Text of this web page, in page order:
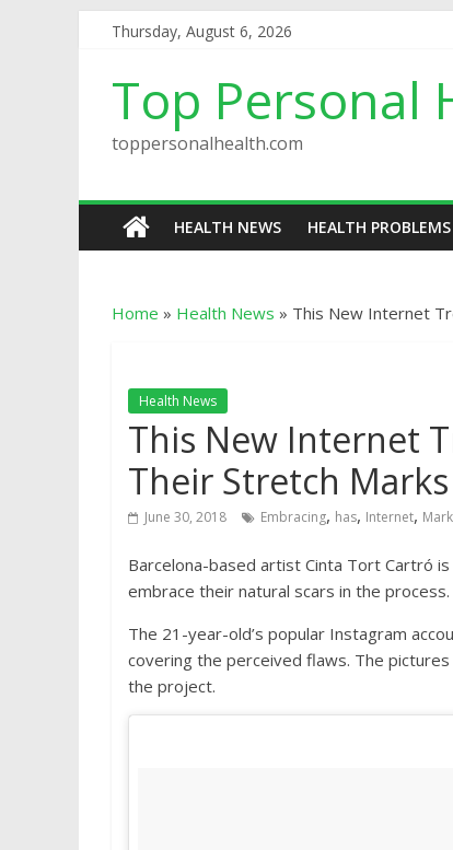
Thursday, August 6, 2026
Top Personal
toppersonalhealth.com
HEALTH NEWS HEALTH PROBLEMS
Home » Health News » This New Internet
Health News
This New Internet
Their Stretch Marks
June 30, 2018 Embracing, has, Internet,
Barcelona-based artist Cinta Tort Cartró
embrace their natural scars in the process.
The 21-year-old’s popular Instagram
covering the perceived flaws. The
the project.